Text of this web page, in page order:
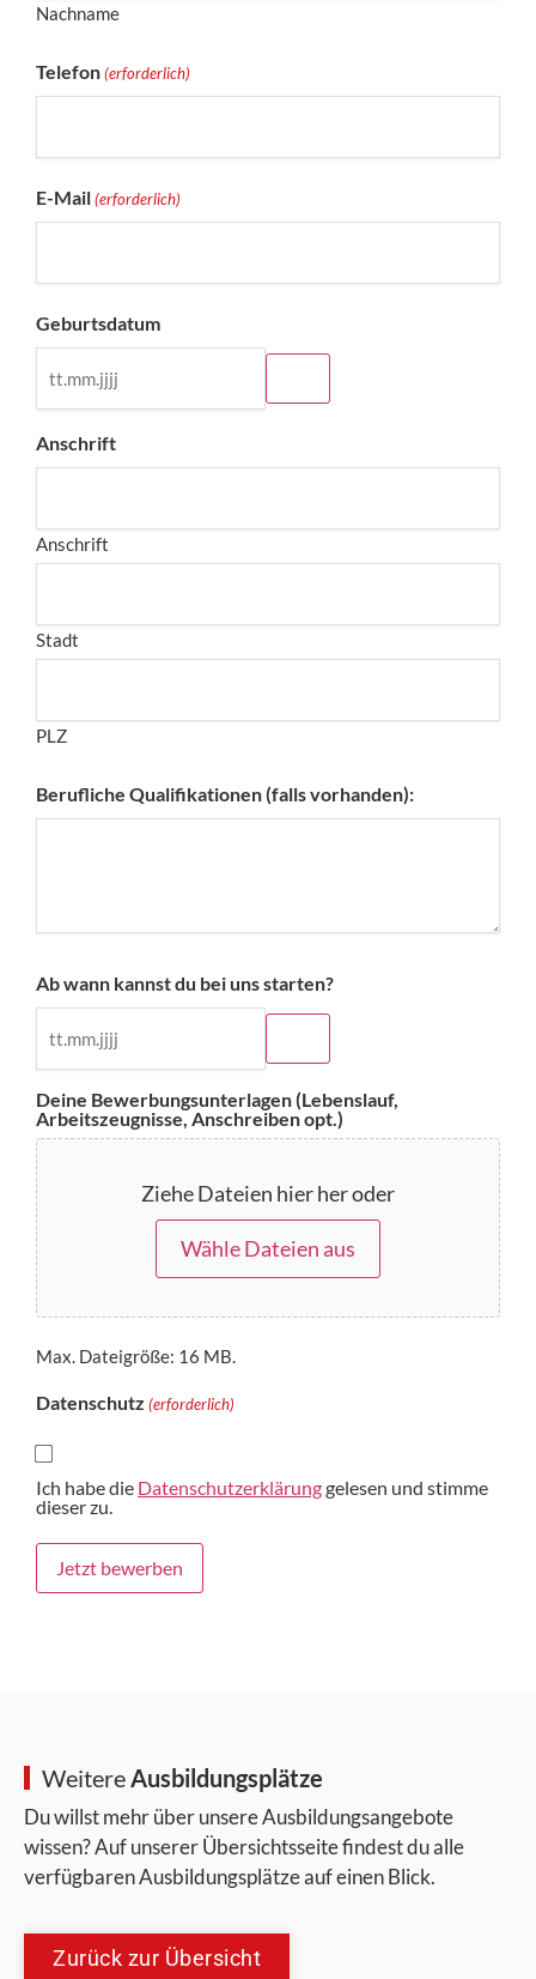
Nachname
Telefon (erforderlich)
E-Mail (erforderlich)
Geburtsdatum
Anschrift
Anschrift
Stadt
PLZ
Berufliche Qualifikationen (falls vorhanden):
Ab wann kannst du bei uns starten?
Deine Bewerbungsunterlagen (Lebenslauf,
Arbeitszeugnisse, Anschreiben opt.)
Ziehe Dateien hier her oder
Wähle Dateien aus
Max. Dateigröße: 16 MB.
Datenschutz (erforderlich)
Ich habe die Datenschutzerklärunggelesen und stimme
dieser zu.
Jetzt bewerben
WeitereAusbildungsplätze
Du willst mehr über unsere Ausbildungsangebote
wissen? Auf unserer Übersichtsseite findest du alle
verfügbaren Ausbildungsplätze auf einen Blick.
Zurück zur Übersicht